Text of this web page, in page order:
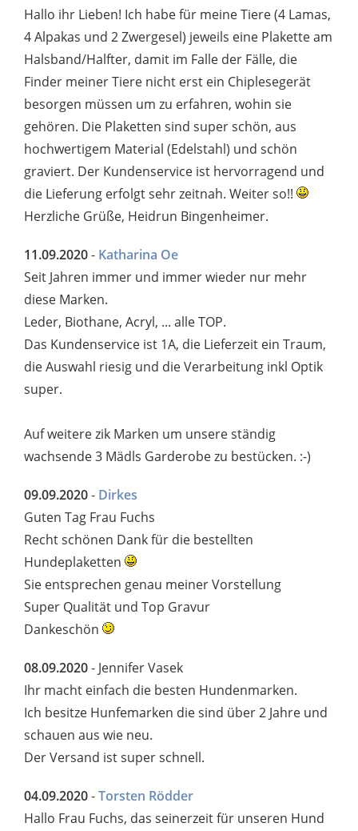
Hallo ihr Lieben! Ich habe für meine Tiere (4 Lamas,
4 Alpakas und 2 Zwergesel) jeweils eine Plakette am
Halsband/Halfter, damit im Falle der Fälle, die
Finder meiner Tiere nicht erst ein Chiplesegerät
besorgen müssen um zu erfahren, wohin sie
gehören. Die Plaketten sind super schön, aus
hochwertigem Material (Edelstahl) und schön
graviert. Der Kundenservice ist hervorragend und
die Lieferung erfolgt sehr zeitnah. Weiter so!!
Herzliche Grüße, Heidrun Bingenheimer.
11.09.2020- Katharina Oe
Seit Jahren immer und immer wieder nur mehr
diese Marken.
Leder, Biothane, Acryl, ... alle TOP.
Das Kundenservice ist 1A, die Lieferzeit ein Traum,
die Auswahl riesig und die Verarbeitung inkl Optik
super.
Auf weitere zik Marken um unsere ständig
wachsende 3 Mädls Garderobe zu bestücken. :-)
09.09.2020- Dirkes
Guten Tag Frau Fuchs
Recht schönen Dank für die bestellten
Hundeplaketten
Sie entsprechen genau meiner Vorstellung
Super Qualität und Top Gravur
Dankeschön
08.09.2020- Jennifer Vasek
Ihr macht einfach die besten Hundenmarken.
Ich besitze Hunfemarken die sind über 2 Jahre und
schauen aus wie neu.
Der Versand ist super schnell.
04.09.2020-Torsten Rödder
Hallo Frau Fuchs, das seinerzeit für unseren Hund